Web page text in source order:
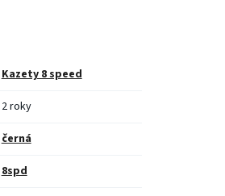
Kazety 8 speed
2 roky
černá
8spd